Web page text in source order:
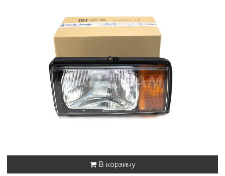
В корзину